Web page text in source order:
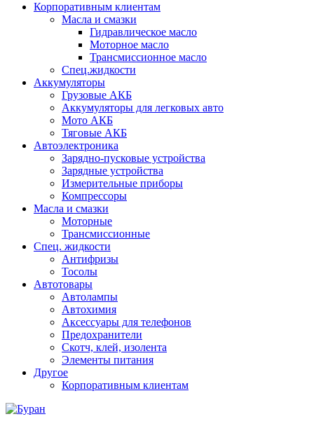
Корпоративным клиентам
Масла и смазки
Гидравлическое масло
Моторное масло
Трансмиссионное масло
Спец.жидкости
Аккумуляторы
Грузовые АКБ
Аккумуляторы для легковых авто
Мото АКБ
Тяговые АКБ
Автоэлектроника
Зарядно-пусковые устройства
Зарядные устройства
Измерительные приборы
Компрессоры
Масла и смазки
Моторные
Трансмиссионные
Спец. жидкости
Антифризы
Тосолы
Автотовары
Автолампы
Автохимия
Аксессуары для телефонов
Предохранители
Скотч, клей, изолента
Элементы питания
Другое
Корпоративным клиентам